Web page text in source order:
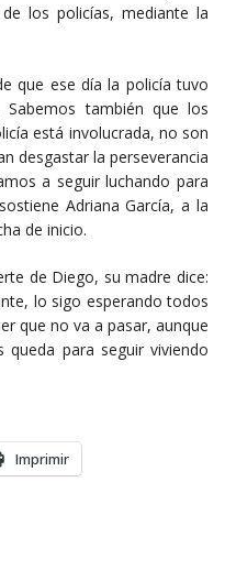
los policías, mediante la
que ese día la policía tuvo
también que los
está involucrada, no son
desgastar la perseverancia
a seguir luchando para
Adriana García, a la
de inicio.
de Diego, su madre dice:
lo sigo esperando todos
que no va a pasar, aunque
para seguir viviendo
Imprimir